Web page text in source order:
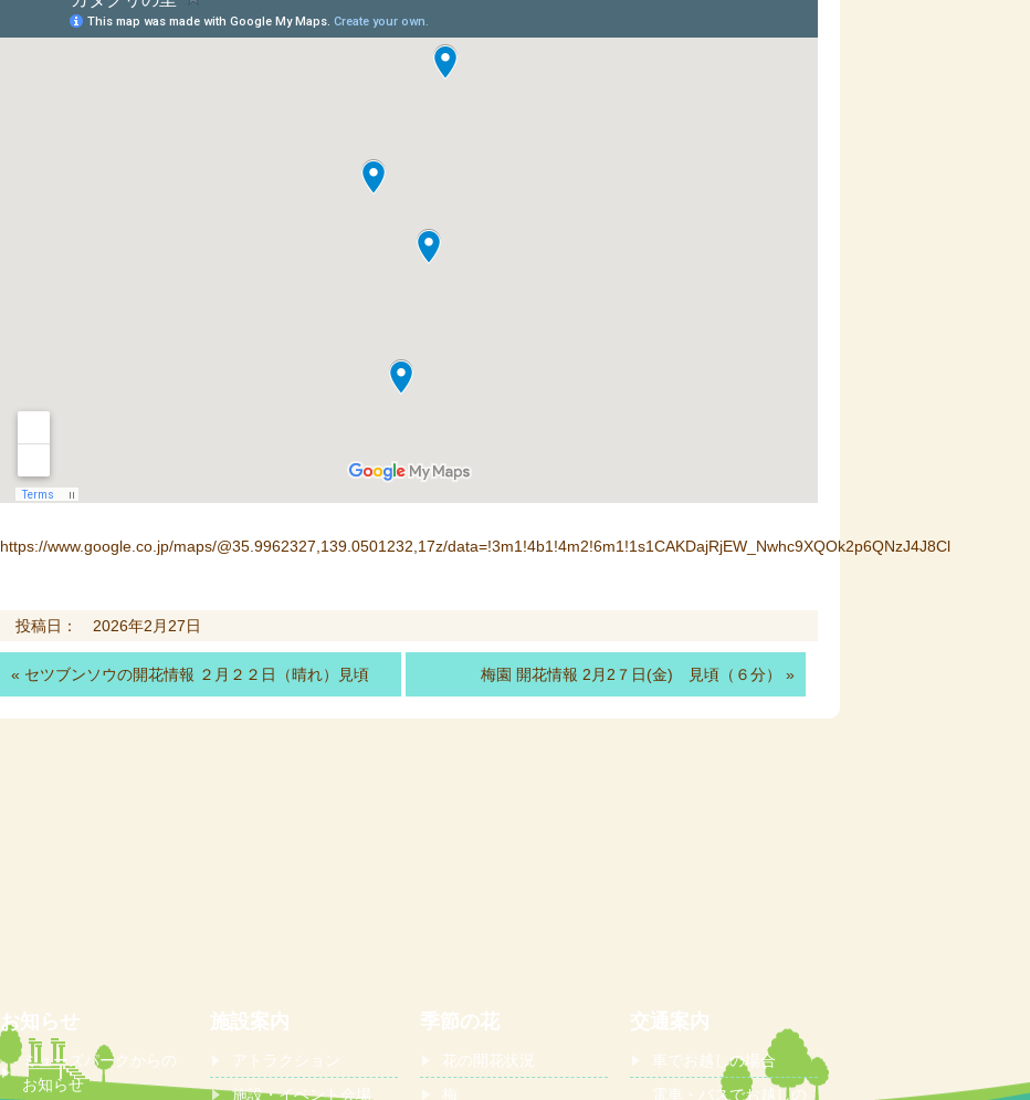
https://www.google.co.jp/maps/@35.9962327,139.0501232,17z/data=!3m1!4b1!4m2!6m1!1s1CAKDajRjEW_Nwhc9XQOk2p6QNzJ4J8Cl
投稿日： 2026年2月27日
« セツブンソウの開花情報 ２月２２日（晴れ）見頃 梅園 開花情報 2月2７日(金) 見頃（６分） »
お知らせ
ミューズパークからの
お知らせ
施設案内
アトラクション
施設・イベント会場
季節の花
花の開花状況
梅
交通案内
車でお越しの場合
電車・バスでお越しの